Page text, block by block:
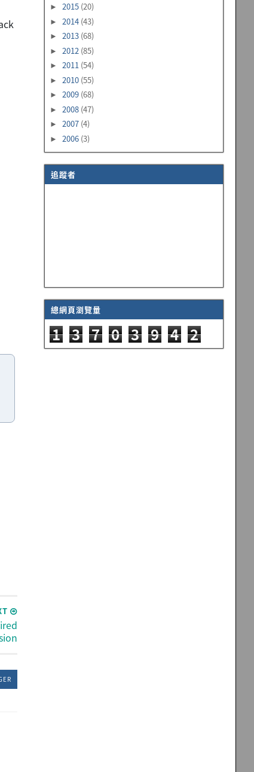
► 2015 (20)
► 2014 (43)
► 2013 (68)
► 2012 (85)
► 2011 (54)
► 2010 (55)
► 2009 (68)
► 2008 (47)
► 2007 (4)
► 2006 (3)
追蹤者
總網頁瀏覽量
1 3 7 0 3 9 4 2